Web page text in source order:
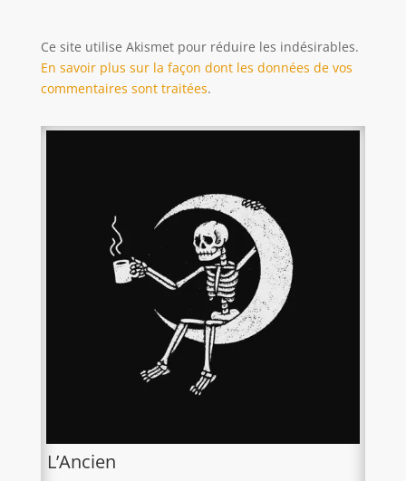
Ce site utilise Akismet pour réduire les indésirables.
En savoir plus sur la façon dont les données de vos
commentaires sont traitées.
L’Ancien